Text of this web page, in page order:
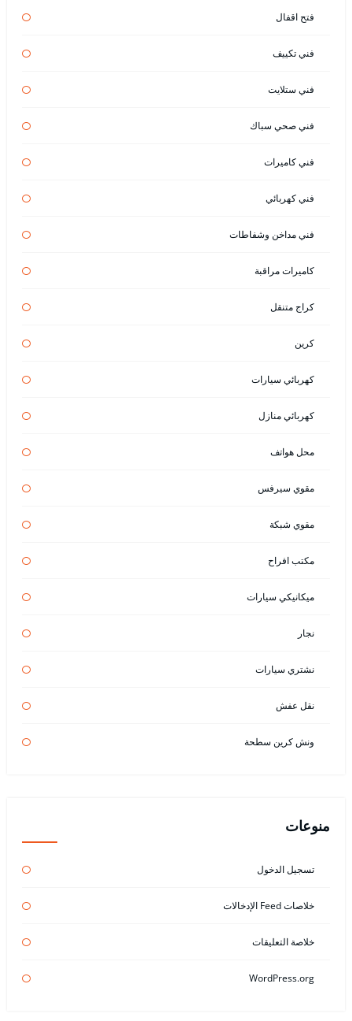
فتح اقفال
فني تكييف
فني ستلايت
فني صحي سباك
فني كاميرات
فني كهربائي
فني مداخن وشفاطات
كاميرات مراقبة
كراج متنقل
كرين
كهربائي سيارات
كهربائي منازل
محل هواتف
مقوي سيرفس
مقوي شبكة
مكتب افراح
ميكانيكي سيارات
نجار
نشتري سيارات
نقل عفش
ونش كرين سطحة
منوعات
تسجيل الدخول
خلاصات Feed الإدخالات
خلاصة التعليقات
WordPress.org